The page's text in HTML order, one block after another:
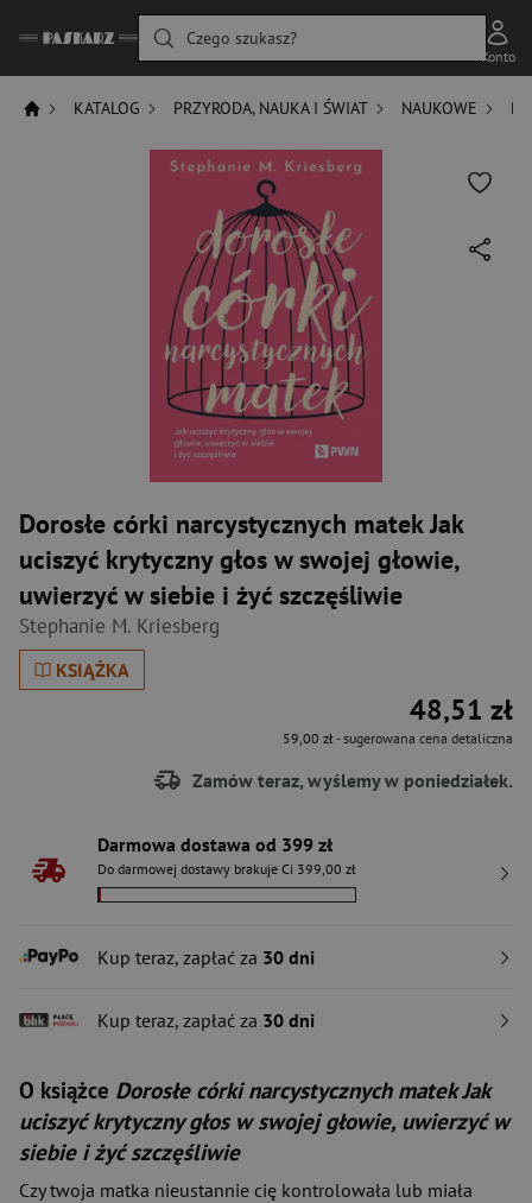
Czego szukasz?
Konto
KATALOG PRZYRODA, NAUKA I ŚWIAT NAUKOWE
Dorosłe córki narcystycznych matek Jak
uciszyć krytyczny głos w swojej głowie,
uwierzyć w siebie i żyć szczęśliwie
Stephanie M. Kriesberg
KSIĄŻKA
48,51 zł
59,00 zł- sugerowana cena detaliczna
Zamów teraz, wyślemy w poniedziałek.
Darmowa dostawa od 399 zł
Do darmowej dostawy brakuje Ci 399,00 zł
Kup teraz, zapłać za 30 dni
Kup teraz, zapłać za 30 dni
O książce Dorosłe córki narcystycznych matek Jak
uciszyć krytyczny głos w swojej głowie, uwierzyć w
siebie i żyć szczęśliwie
Czy twoja matka nieustannie cię kontrolowała lub miała